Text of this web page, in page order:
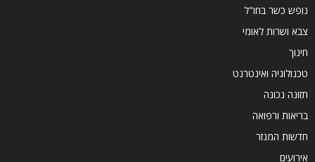
נופש כשר בחו"ל
צבא ושרות לאומי
חינוך
טכנולוגיה ואינטרנט
תזונה נכונה
בריאות ורפואה
חדשות המגזר
אירועים